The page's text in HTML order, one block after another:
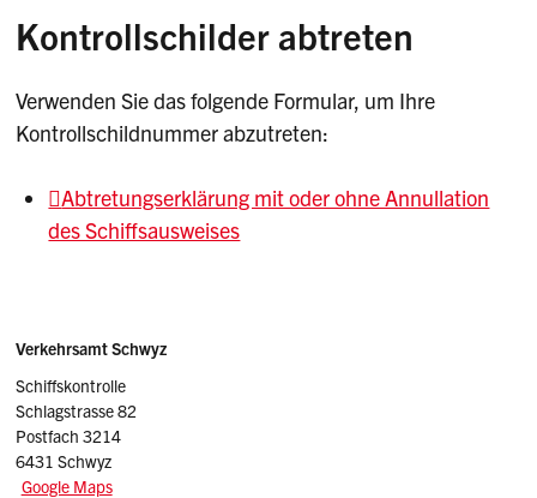
Kontrollschilder abtreten
Verwenden Sie das folgende Formular, um Ihre
Kontrollschildnummer abzutreten:
Abtretungserklärung mit oder ohne Annullation
des Schiffsausweises
Sidebar
Adresse
Verkehrsamt Schwyz
Schiffskontrolle
Schlagstrasse 82
Postfach 3214
6431 Schwyz
Google Maps